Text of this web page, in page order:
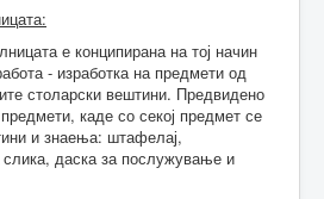
е конципирана на тој начин
- изработка на предмети од
столарски вештини. Предвидено
каде со секој предмет се
и знаења: штафелај,
даска за послужување и